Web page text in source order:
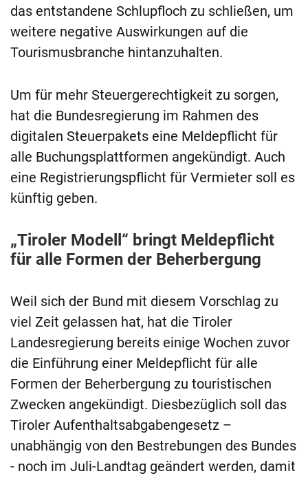
das entstandene Schlupfloch zu schließen, um
weitere negative Auswirkungen auf die
Tourismusbranche hintanzuhalten.
Um für mehr Steuergerechtigkeit zu sorgen,
hat die Bundesregierung im Rahmen des
digitalen Steuerpakets eine Meldepflicht für
alle Buchungsplattformen angekündigt. Auch
eine Registrierungspflicht für Vermieter soll es
künftig geben.
„Tiroler Modell“ bringt Meldepflicht
für alle Formen der Beherbergung
Weil sich der Bund mit diesem Vorschlag zu
viel Zeit gelassen hat, hat die Tiroler
Landesregierung bereits einige Wochen zuvor
die Einführung einer Meldepflicht für alle
Formen der Beherbergung zu touristischen
Zwecken angekündigt. Diesbezüglich soll das
Tiroler Aufenthaltsabgabengesetz –
unabhängig von den Bestrebungen des Bundes
- noch im Juli-Landtag geändert werden, damit